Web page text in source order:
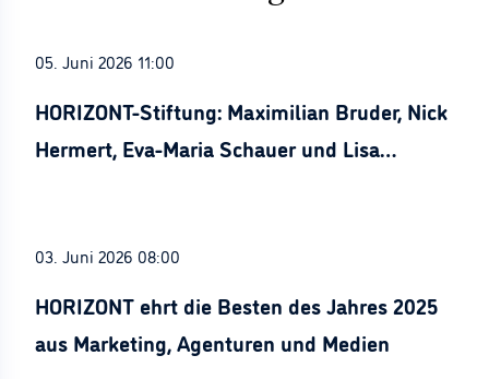
05. Juni 2026 11:00
HORIZONT-Stiftung: Maximilian Bruder, Nick
Hermert, Eva-Maria Schauer und Lisa
03. Juni 2026 08:00
HORIZONT ehrt die Besten des Jahres 2025
aus Marketing, Agenturen und Medien